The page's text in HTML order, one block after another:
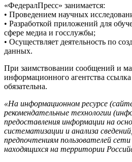
«ФедералПресс» занимается:
• Проведением научных
• Разработкой приложений для
сфере медиа и госслужбы;
• Осуществляет деятельность по
данных.
При заимствовании сообщений и
информационного агентства
обязательна.
«На информационном ресурсе
рекомендательные технологии
предоставления информации на
систематизации и анализа
предпочтениям пользователей
находящихся на территории